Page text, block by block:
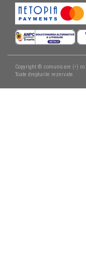
Copyright © comunicare (•) ro.
Toate drepturile rezervate.